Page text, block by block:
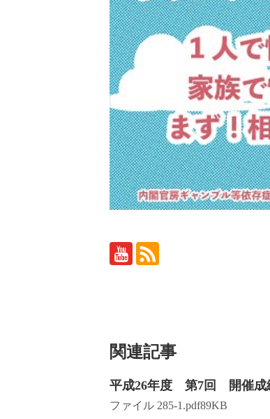
関連記事
平成26年度 第7回 開催成
ファイル 285-1.pdf89KB